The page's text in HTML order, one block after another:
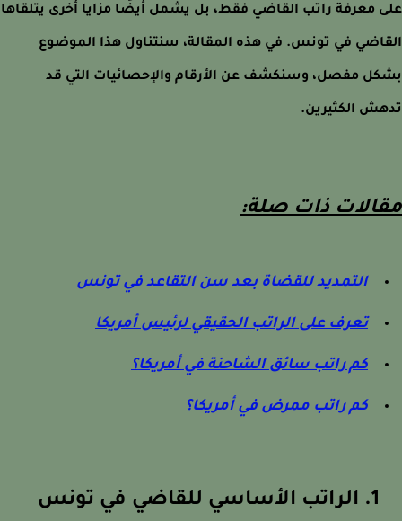
معرفة راتب القاضي فقط، بل يشمل أيضًا مزايا أخرى يتلقاها
في تونس. في هذه المقالة، سنتناول هذا الموضوع
مفصل، وسنكشف عن الأرقام والإحصائيات التي قد
الكثيرين.
ذات صلة:
التمديد للقضاة بعد سن التقاعد في تونس
تعرف على الراتب الحقيقي لرئيس أمريكا
كم راتب سائق الشاحنة في أمريكا؟
كم راتب ممرض في أمريكا؟